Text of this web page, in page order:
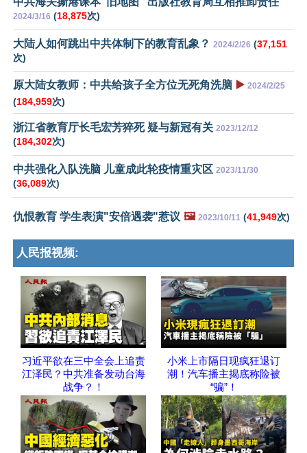
2024/3/16 (18,875次)
大陆人如何跳出中共体制下的教育乱象？ 2024/2/26 (37,151
次)
原大陆女教师：中共给孩子全方位无死角洗脑 ▶️ 2024/2/25
(184,959次)
浙江省教育厅长毛宏芳猝死 疑与新冠有关 2023/12/12
(184,302次)
中共强化入队洗脑 儿童成此轮疫情重灾区 2023/11/30
(36,089次)
仇恨教育 学生表演"安倍遇袭"惹议 🖼️ 2023/10/11 (41,949次)
人民报视频:
习近平欲在三中全会上追责
江泽民？中共准备发动台海
战争？！
小米上市隔日现疯狂退订
潮！汽车播主揭底称险被
“骗”！